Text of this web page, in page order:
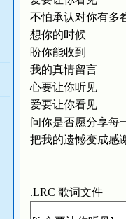
不怕承认对你有多
想你的时候
盼你能收到
我的真情留言
心要让你听见
爱要让你看见
问你是否愿分享每
把我的遗憾变成感
.LRC 歌词文件